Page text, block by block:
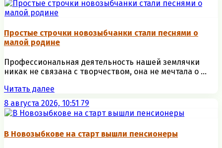
Простые строчки новозыбчанки стали песнями о
малой родине
Профессиональная деятельность нашей землячки
никак не связана с творчеством, она не мечтала о ...
Читать далее
8 августа 2026, 10:51 79
В Новозыбкове на старт вышли пенсионеры